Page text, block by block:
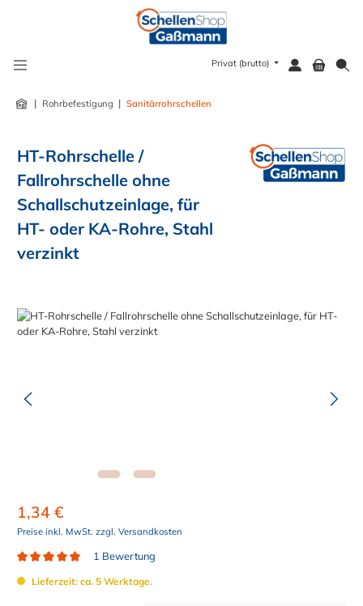
Privat (brutto)
| Rohrbefestigung | Sanitärrohrschellen
HT-Rohrschelle /
Fallrohrschelle ohne
Schallschutzeinlage, für
HT- oder KA-Rohre, Stahl
verzinkt
Bildergalerie überspringen
1,34 €
Preise inkl. MwSt. zzgl. Versandkosten
1 Bewertung
Lieferzeit: ca. 5 Werktage.